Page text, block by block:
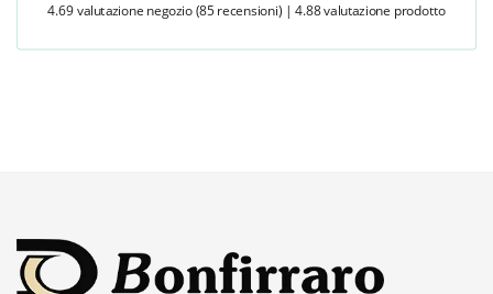
4.69 valutazione negozio (85 recensioni) | 4.88 valutazione prodotto